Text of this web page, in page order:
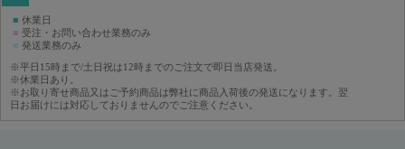
■ 休業日
■ 受注・お問い合わせ業務のみ
発送業務のみ
※平日15時まで/土日祝は12時までのご注文で即日当店発送。
※休業日あり。
※お取り寄せ商品又はご予約商品は弊社に商品入荷後の発送になります。翌
日お届けには対応しておりませんのでご注意ください。